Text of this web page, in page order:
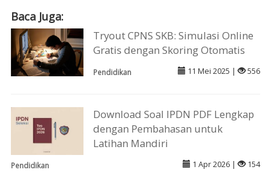
Baca Juga:
Tryout CPNS SKB: Simulasi Online
Gratis dengan Skoring Otomatis
Pendidikan 11 Mei 2025 | 556
Download Soal IPDN PDF Lengkap
dengan Pembahasan untuk
Latihan Mandiri
Pendidikan 1 Apr 2026 | 154